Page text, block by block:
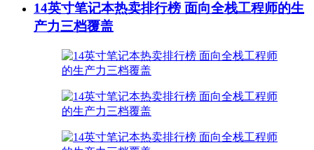
14英寸笔记本热卖排行榜 面向全栈工程师的生
产力三档覆盖